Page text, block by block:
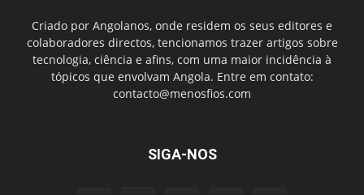
Criado por Angolanos, onde residem os seus editores e
colaboradores directos, tencionamos trazer artigos sobre
tecnologia, ciência e afins, com uma maior incidência à
tópicos que envolvam Angola. Entre em contato:
contacto@menosfios.com
SIGA-NOS